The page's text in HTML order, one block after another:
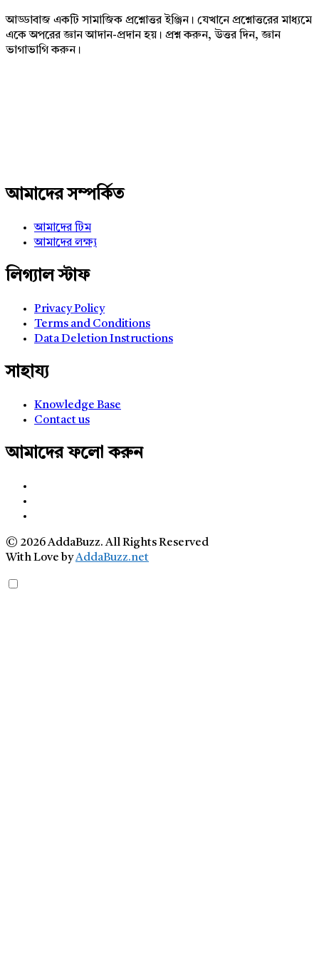
আড্ডাবাজ একটি সামাজিক প্রশ্নোত্তর ইঞ্জিন। যেখানে প্রশ্নোত্তরের মাধ্যমে
একে অপরের জ্ঞান আদান-প্রদান হয়। প্রশ্ন করুন, উত্তর দিন, জ্ঞান
ভাগাভাগি করুন।
আমাদের সম্পর্কিত
আমাদের টিম
আমাদের লক্ষ্য
লিগ্যাল স্টাফ
Privacy Policy
Terms and Conditions
Data Deletion Instructions
সাহায্য
Knowledge Base
Contact us
আমাদের ফলো করুন
© 2026 AddaBuzz. All Rights Reserved
With Love byAddaBuzz.net